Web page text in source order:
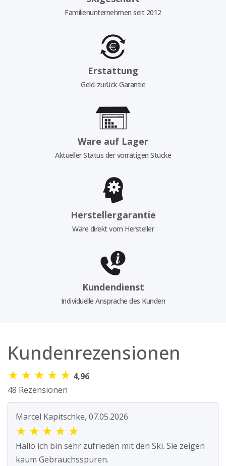
Familienunternehmen seit 2012
Erstattung
Geld-zurück-Garantie
Ware auf Lager
Aktueller Status der vorrätigen Stücke
Herstellergarantie
Ware direkt vom Hersteller
Kundendienst
Individuelle Ansprache des Kunden
Kundenrezensionen
★ ★ ★ ★ ★ 4,96
48 Rezensionen
Marcel Kapitschke, 07.05.2026
★ ★ ★ ★ ★
Hallo ich bin sehr zufrieden mit den Ski. Sie zeigen
kaum Gebrauchsspuren.